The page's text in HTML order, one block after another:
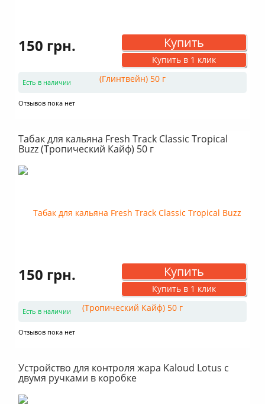
150 грн. Купить
Купить в 1 клик
Есть в наличии
Отзывов пока нет
Табак для кальяна Fresh Track Classic Tropical
Buzz (Тропический Кайф) 50 г
150 грн. Купить
Купить в 1 клик
Есть в наличии
Отзывов пока нет
Устройство для контроля жара Kaloud Lotus с
двумя ручками в коробке